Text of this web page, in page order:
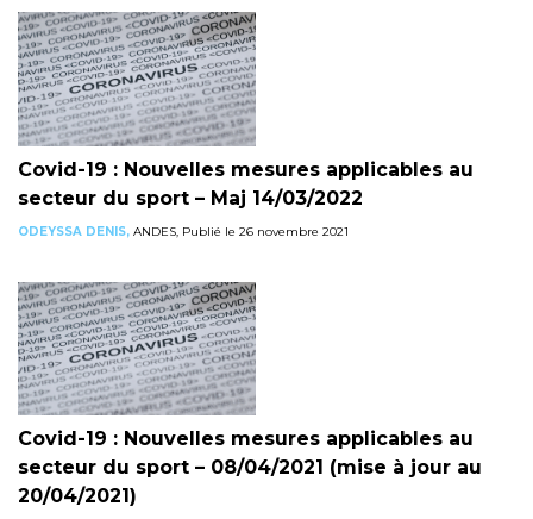
Covid-19 : Nouvelles mesures applicables au
secteur du sport – Maj 14/03/2022
ODEYSSA DENIS, ANDES, Publié le 26 novembre 2021
Covid-19 : Nouvelles mesures applicables au
secteur du sport – 08/04/2021 (mise à jour au
20/04/2021)